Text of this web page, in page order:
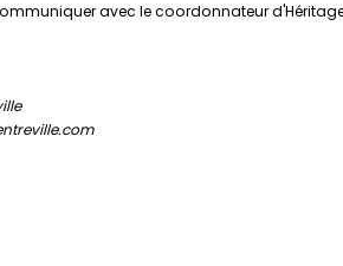
avec le coordonnateur